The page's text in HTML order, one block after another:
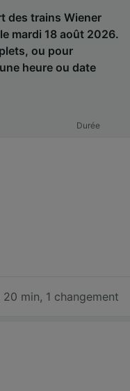
des trains Wiener
mardi 18 août 2026.
ou pour
heure ou date
Durée
20 min, 1 changement